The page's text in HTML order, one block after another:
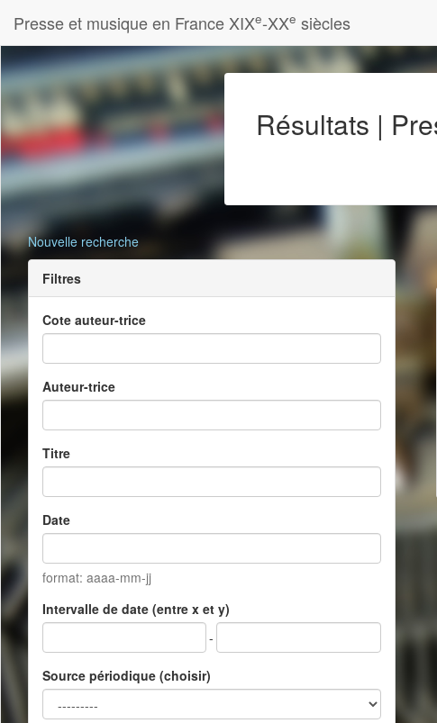
Presse et musique en France XIXe-XXe siècles
Résultats |
Nouvelle recherche
Filtres
Cote auteur-trice
Auteur-trice
Titre
Date
format: aaaa-mm-jj
Intervalle de date (entre x et y)
-
Source périodique (choisir)